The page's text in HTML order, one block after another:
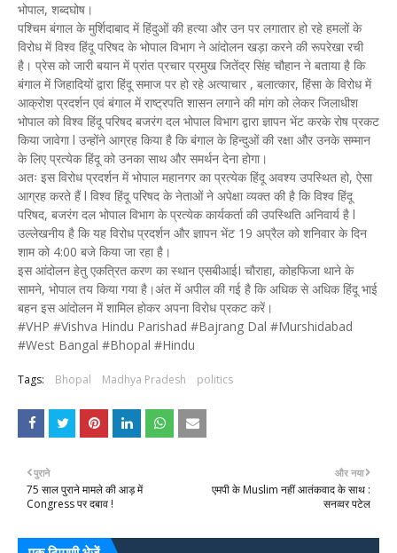
भोपाल, शब्दघोष।
पश्चिम बंगाल के मुर्शिदाबाद में हिंदुओं की हत्या और उन पर लगातार हो रहे हमलों के
विरोध में विश्व हिंदू परिषद के भोपाल विभाग ने आंदोलन खड़ा करने की रूपरेखा रची
है। प्रेस को जारी बयान में प्रांत प्रचार प्रमुख जितेंद्र सिंह चौहान ने बताया है कि
बंगाल में जिहादियों द्वारा हिंदू समाज पर हो रहे अत्याचार , बलात्कार, हिंसा के विरोध में
आक्रोश प्रदर्शन एवं बंगाल में राष्ट्रपति शासन लगाने की मांग को लेकर जिलाधीश
भोपाल को विश्व हिंदू परिषद बजरंग दल भोपाल विभाग द्वारा ज्ञापन भेंट करके रोष प्रकट
किया जावेगा l उन्होंने आग्रह किया है कि बंगाल के हिन्दुओं की रक्षा और उनके सम्मान
के लिए प्रत्येक हिंदू को उनका साथ और समर्थन देना होगा।
अतः इस विरोध प्रदर्शन में भोपाल महानगर का प्रत्येक हिंदू अवश्य उपस्थित हो, ऐसा
आग्रह करते हैं l विश्व हिंदू परिषद के नेताओं ने अपेक्षा व्यक्त की है कि विश्व हिंदू
परिषद, बजरंग दल भोपाल विभाग के प्रत्येक कार्यकर्ता की उपस्थिति अनिवार्य है l
उल्लेखनीय है कि यह विरोध प्रदर्शन और ज्ञापन भेंट 19 अप्रैल को शनिवार के दिन
शाम को 4:00 बजे किया जा रहा है।
इस आंदोलन हेतु एकत्रित करण का स्थान एसबीआईI चौराहा, कोहफिजा थाने के
सामने, भोपाल तय किया गया है।अंत में अपील की गई है कि अधिक से अधिक हिंदू भाई
बहन इस आंदोलन में शामिल होकर अपना विरोध प्रकट करें।
#VHP #Vishva Hindu Parishad #Bajrang Dal #Murshidabad
#West Bangal #Bhopal #Hindu
Tags: Bhopal Madhya Pradesh politics
और नया
एमपी के Muslim नहीं आतंकवाद के साथ :
सनव्वर पटेल
पुराने
75 साल पुराने मामले की आड़ में
Congress पर दबाव !